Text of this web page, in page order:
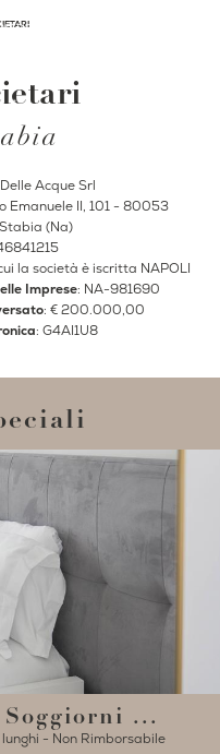
Acque Srl
Emanuele II, 101 - 80053
(Na)
la società è iscritta NAPOLI
Imprese: NA-981690
: € 200.000,00
: G4AI1U8
...
- Non Rimborsabile